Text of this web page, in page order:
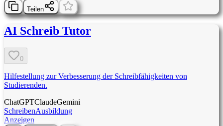
Teilen
AI Schreib Tutor
0
Hilfestellung zur Verbesserung der Schreibfähigkeiten von
Studierenden.
ChatGPTClaudeGemini
SchreibenAusbildung
Anzeigen